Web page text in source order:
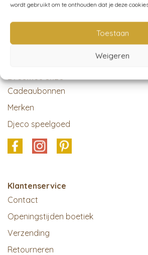
wordt gebruikt om te onthouden dat je deze
Toestaan
Weigeren
Dreumes enzo
Cadeaubonnen
Merken
Djeco speelgoed
Klantenservice
Contact
Openingstijden boetiek
Verzending
Retourneren